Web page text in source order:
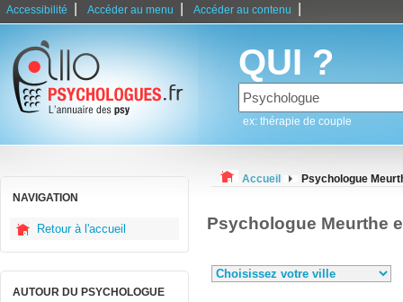
Accessibilité Accéder au menu Accéder au contenu
QUI ?
ex: thérapie de couple
NAVIGATION
Retour à l'accueil
AUTOUR DU PSYCHOLOGUE
Accueil Psychologue
Psychologue Meurthe